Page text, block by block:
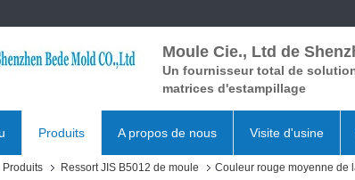
Moule Cie., Ltd de
Un fournisseur total de
matrices d'estampillage
Produits A propos de nous Visite d'usine
Produits Ressort JIS B5012 de moule Couleur rouge moyenne de